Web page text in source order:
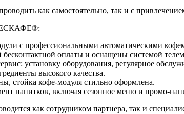
как самостоятельно, так и с
НЕСКАФЕ®:
с профессиональными автоматическими
оплаты и оснащены системой
установку оборудования, регулярное
высокого качества.
стойка кофе-модуля стильно оформлена.
напитков, включая сезонное меню и промо-
как сотрудником партнера, так и